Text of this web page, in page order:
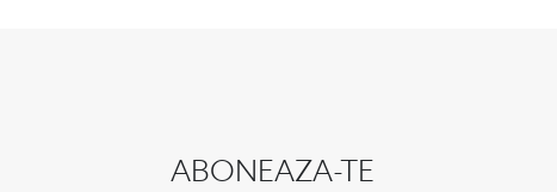
ABONEAZA-TE